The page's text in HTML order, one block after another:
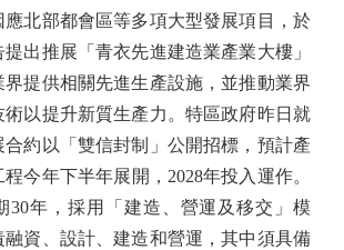
部都會區等多項大型發展項目，於
出推展「青衣先進建造業產業大樓」
提供相關先進生產設施，並推動業界
以提升新質生產力。特區政府昨日就
約以「雙信封制」公開招標，預計產
今年下半年展開，2028年投入運作。
30年，採用「建造、營運及移交」模
資、設計、建造和營運，其中須具備